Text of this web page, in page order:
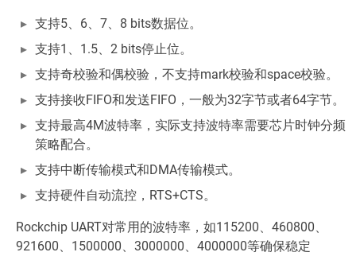
支持5、6、7、8 bits数据位。
支持1、1.5、2 bits停止位。
支持奇校验和偶校验，不支持mark校验和space校验。
支持接收FIFO和发送FIFO，一般为32字节或者64字节。
支持最高4M波特率，实际支持波特率需要芯片时钟分频
策略配合。
支持中断传输模式和DMA传输模式。
支持硬件自动流控，RTS+CTS。
Rockchip UART对常用的波特率，如115200、460800、
921600、1500000、3000000、4000000等确保稳定